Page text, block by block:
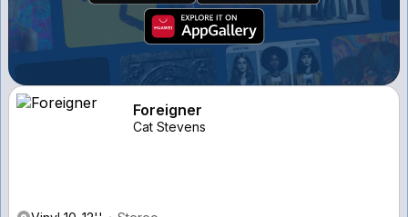
Foreigner
Cat Stevens